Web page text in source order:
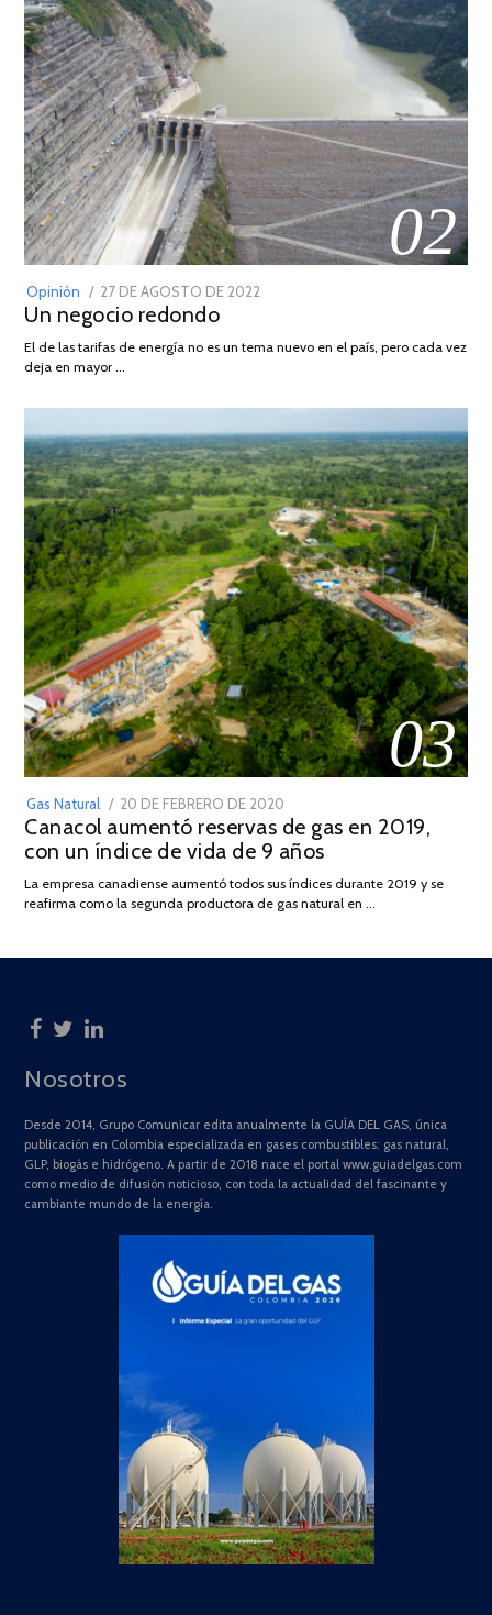
02
Opinión
POSTED
ON
27 DE AGOSTO DE 2022
DE
Un negocio redondo
El de las tarifas de energía no es un tema nuevo en el país, pero cada vez
deja en mayor …
03
Gas Natural
POSTED
ON
20 DE FEBRERO DE 2020
DE
JULIO
2025
Canacol aumentó reservas de gas en 2019,
con un índice de vida de 9 años
La empresa canadiense aumentó todos sus índices durante 2019 y se
reafirma como la segunda productora de gas natural en …
Nosotros
Desde 2014, Grupo Comunicar edita anualmente la GUÍA DEL GAS, única
publicación en Colombia especializada en gases combustibles: gas natural,
GLP, biogás e hidrógeno. A partir de 2018 nace el portal www.guiadelgas.com
como medio de difusión noticioso, con toda la actualidad del fascinante y
cambiante mundo de la energía.